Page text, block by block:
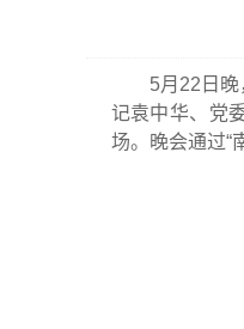
5月22日
记袁中华、党
场。晚会通过“